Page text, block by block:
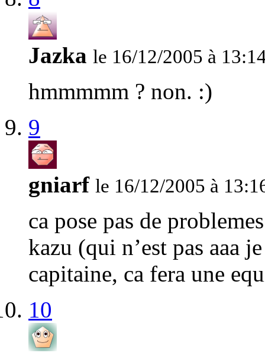
Jazka le 16/12/2005 à
hmmmmm ? non. :)
9
gniarf le 16/12/2005 à
ca pose pas de
kazu (qui n’est pas aaa
capitaine, ca fera une
10